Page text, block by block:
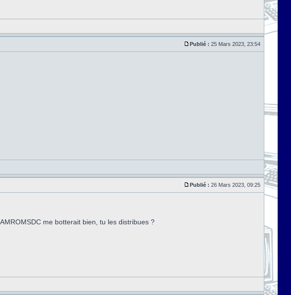
Publié : 25 Mars 2023, 23:54
Publié : 26 Mars 2023, 09:25
me botterait bien, tu les distribues ?